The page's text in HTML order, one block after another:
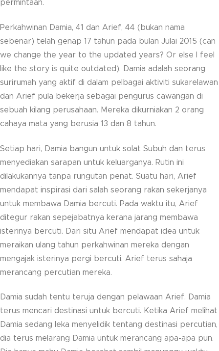
permintaan.
Perkahwinan Damia, 41 dan Arief, 44 (bukan nama
sebenar) telah genap 17 tahun pada bulan Julai 2015 (can
we change the year to the updated years? Or else I feel
like the story is quite outdated). Damia adalah seorang
surirumah yang aktif di dalam pelbagai aktiviti sukarelawan
dan Arief pula bekerja sebagai pengurus cawangan di
sebuah kilang perusahaan. Mereka dikurniakan 2 orang
cahaya mata yang berusia 13 dan 8 tahun.
Setiap hari, Damia bangun untuk solat Subuh dan terus
menyediakan sarapan untuk keluarganya. Rutin ini
dilakukannya tanpa rungutan penat. Suatu hari, Arief
mendapat inspirasi dari salah seorang rakan sekerjanya
untuk membawa Damia bercuti. Pada waktu itu, Arief
ditegur rakan sepejabatnya kerana jarang membawa
isterinya bercuti. Dari situ Arief mendapat idea untuk
meraikan ulang tahun perkahwinan mereka dengan
mengajak isterinya pergi bercuti. Arief terus sahaja
merancang percutian mereka.
Damia sudah tentu teruja dengan pelawaan Arief. Damia
terus mencari destinasi untuk bercuti. Ketika Arief melihat
Damia sedang leka menyelidik tentang destinasi percutian,
dia terus melarang Damia untuk merancang apa-apa pun.